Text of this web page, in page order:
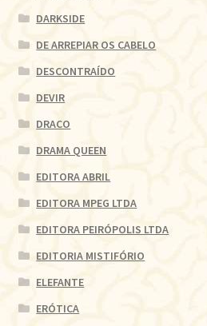
DARKSIDE
DE ARREPIAR OS CABELO
DESCONTRAÍDO
DEVIR
DRACO
DRAMA QUEEN
EDITORA ABRIL
EDITORA MPEG LTDA
EDITORA PEIRÓPOLIS LTDA
EDITORIA MISTIFÓRIO
ELEFANTE
ERÓTICA